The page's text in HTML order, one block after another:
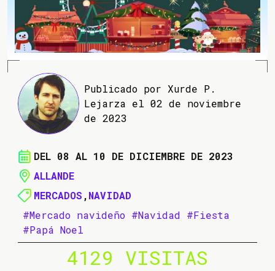
Publicado por Xurde P.
Lejarza el 02 de noviembre
de 2023
DEL 08 AL 10 DE DICIEMBRE DE 2023
ALLANDE
MERCADOS ,NAVIDAD
#Mercado navideño #Navidad #Fiesta
#Papá Noel
4129 VISITAS